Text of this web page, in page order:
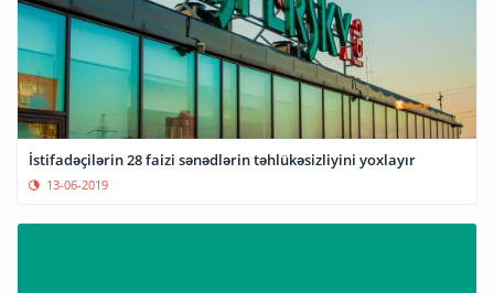
İstifadəçilərin 28 faizi sənədlərin təhlükəsizliyini yoxlayır
13-06-2019